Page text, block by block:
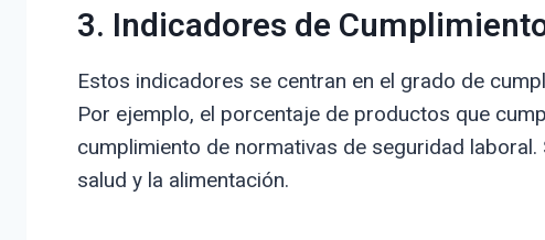
3. Indicadores de
Estos indicadores se centran en el grado de
Por ejemplo, el porcentaje de productos que
cumplimiento de normativas de seguridad
salud y la alimentación.